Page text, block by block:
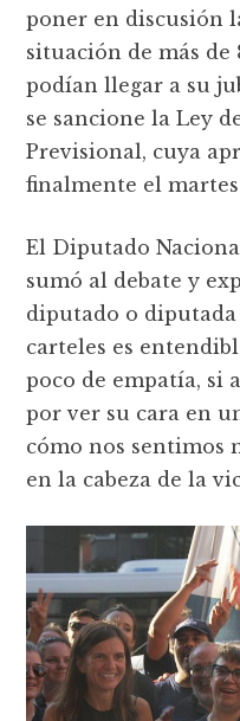
poner en discusión
situación de más de
podían llegar a su
se sancione la Ley
Previsional, cuya
finalmente el
El Diputado
sumó al debate y
diputado o
carteles es
poco de empatía, si
por ver su cara en
cómo nos sentimos
en la cabeza de la